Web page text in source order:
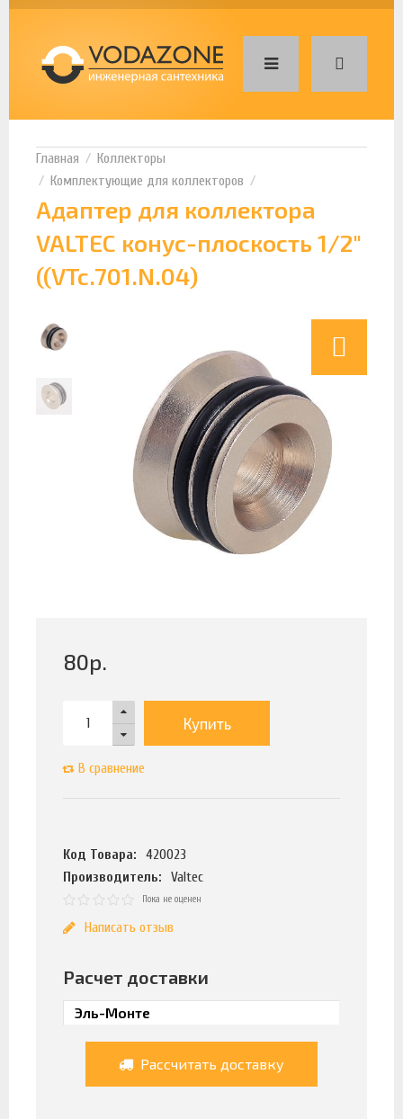
Коллекторы
Комплектующие для коллекторов
Адаптер для коллектора
VALTEC конус-плоскость 1/2"
((VTc.701.N.04)
80р.
Купить
В сравнение
Код Товара:
420023
Производитель:
Valtec
Пока не оценен
Написать отзыв
Расчет доставки
Рассчитать доставку